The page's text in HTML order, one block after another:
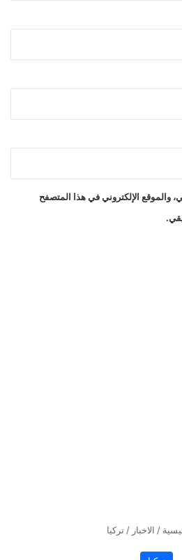
والموقع الإلكتروني في هذا المتصفح